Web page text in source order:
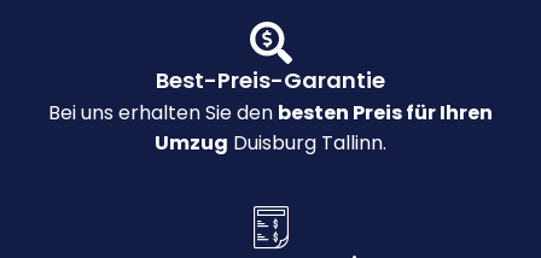
Best-Preis-Garantie
Bei uns erhalten Sie den besten Preis für Ihren
Umzug Duisburg Tallinn.